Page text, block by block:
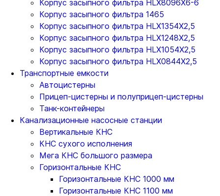
Корпус засыпного фильтра HLX8096X6-6
Корпус засыпного фильтра 1465
Корпус засыпного фильтра HLX1354X2,5
Корпус засыпного фильтра HLX1248X2,5
Корпус засыпного фильтра HLX1054X2,5
Корпус засыпного фильтра HLX0844X2,5
Транспортные емкости
Автоцистерны
Прицеп-цистерны и полуприцеп-цистерны
Танк-контейнеры
Канализационные насосные станции
Вертикальные КНС
КНС сухого исполнения
Мега КНС большого размера
Горизонтальные КНС
Горизонтальные КНС 1000 мм
Горизонтальные КНС 1100 мм